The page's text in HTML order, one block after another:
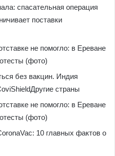
спасательная операция
поставки
без вакцин. Индия
страны
10 главных фактов о